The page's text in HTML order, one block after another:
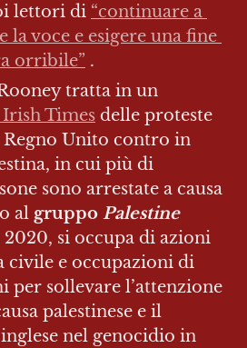
lettori di “continuare a
la voce e esigere una fine
orribile” .
Times delle proteste
Unito contro in
in cui più di
sono arrestate a causa
al gruppo Palestine
2020, si occupa di azioni
civile e occupazioni di
per sollevare l’attenzione
palestinese e il
nel genocidio in